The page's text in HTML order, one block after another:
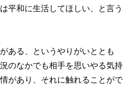
平和に生活してほしい、と言う
ある、というやりがいととも
のなかでも相手を思いやる気持
があり、それに触れることがで